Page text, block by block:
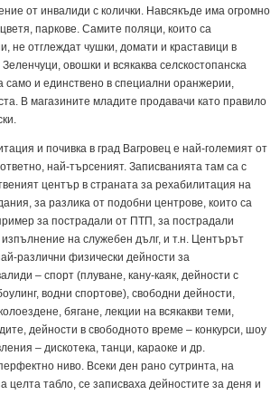
от инвалиди с колички. Навсякъде има огромно
паркове. Самите поляци, които са
не отглеждат чушки, домати и краставици в
овошки и всякаква селскостопанска
само и единствено в специални оранжерии,
В магазините младите продавачи като правило
и почивка в град Вагровец е най-големият от
най-търсеният. Записванията там са с
център в страната за рехабилитация на
за разлика от подобни центрове, които са
за пострадали от ПТП, за пострадали
на служебен дълг, и т.н. Центърът
различни физически дейности за
– спорт (плуване, кану-каяк, дейности с
водни спортове), свободни дейности,
бягане, лекции на всякакви теми,
дейности в свободното време – конкурси, шоу
– дискотека, танци, караоке и др.
ниво. Всеки ден рано сутринта, на
целта табло, се записваха дейностите за деня и